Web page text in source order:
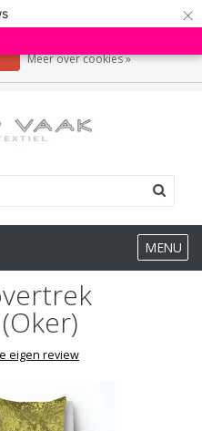
×
MENU
eigen review
te verbeteren. Is dat akkoord?
Meer over cookies »